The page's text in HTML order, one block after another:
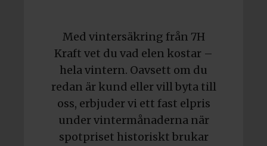
Med vintersäkring från 7H
Kraft vet du vad elen kostar –
hela vintern. Oavsett om du
redan är kund eller vill byta till
oss, erbjuder vi ett fast elpris
under vintermånaderna när
spotpriset historiskt brukar